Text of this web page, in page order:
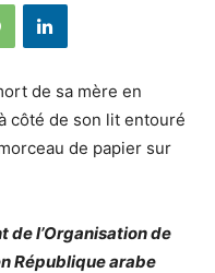
de sa mère en
côté de son lit entouré
de papier sur
de l’Organisation de
​​République arabe